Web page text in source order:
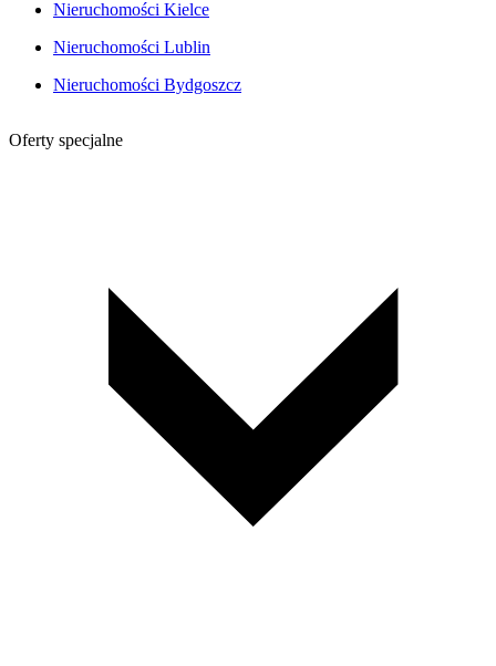
Nieruchomości Kielce
Nieruchomości Lublin
Nieruchomości Bydgoszcz
Oferty specjalne